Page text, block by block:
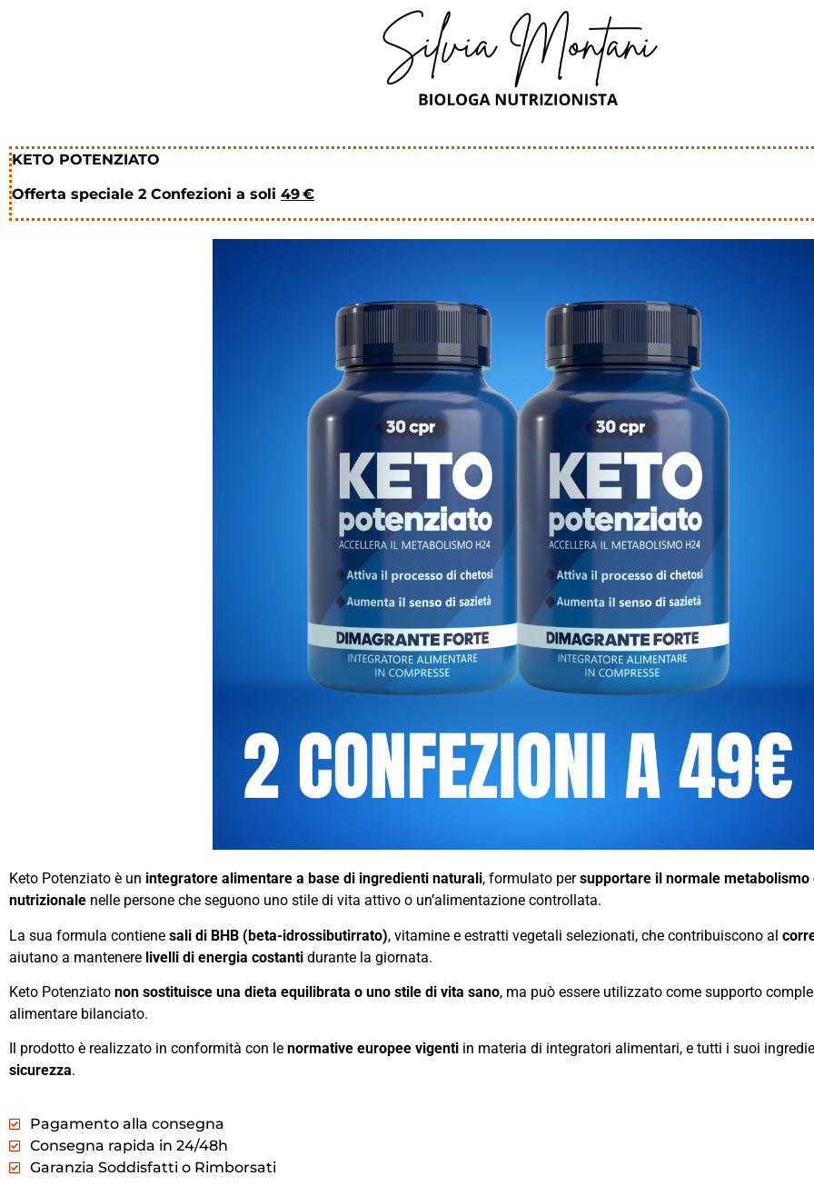
KETO POTENZIATO
Offerta speciale 2 Confezioni a soli 49 €
Keto Potenziato è un integratore alimentare a base di ingredienti naturali, formulato persupportare il normale metabolismo
nutrizionale nelle persone che seguono uno stile di vita attivo o un’alimentazione controllata.
La sua formula contiene sali di BHB (beta-idrossibutirrato), vitamine e estratti vegetali selezionati, che contribuiscono al
aiutano a mantenere livelli di energia costanti durante la giornata.
Keto Potenziato non sostituisce una dieta equilibrata o uno stile di vita sano, ma può essere utilizzato come supporto
alimentare bilanciato.
Il prodotto è realizzato in conformità con le normative europee vigenti in materia di integratori alimentari, e tutti i suoi
sicurezza.
Pagamento alla consegna
Consegna rapida in 24/48h
Garanzia Soddisfatti o Rimborsati